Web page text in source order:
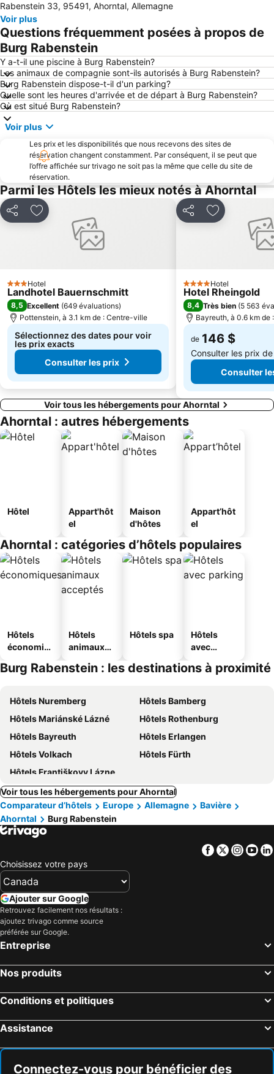
Altes Rathaus Bamberg
Albrecht-Dürer-Denkmal
Nürnberger Stadtlauf
Centre de Documentation du Reichsparteitagsgelände
Bamberg
Bunker Historique-Artistique
Trolli Arena
Musée de Lochgéfängnisse
Kaiserstraße Nürnberg
Musée d'Art de Nuremberg
Musée des Sapeurs-Pompiers de Nuremberg
Norisring - Rennen der DTM
Planétarium Nicolas Copernic
Rabenstein 33, 95491, Ahorntal, Allemagne
Voir plus
Questions fréquemment posées à propos de
Burg Rabenstein
Y a-t-il une piscine à Burg Rabenstein?
Les animaux de compagnie sont-ils autorisés à Burg Rabenstein?
Burg Rabenstein dispose-t-il d'un parking?
Quelle sont les heures d'arrivée et de départ à Burg Rabenstein?
Où est situé Burg Rabenstein?
Voir plus
Les prix et les disponibilités que nous recevons des sites de
réservation changent constamment. Par conséquent, il se peut que
l’offre affichée sur trivago ne soit pas la même que celle du site de
réservation.
Parmi les Hôtels les mieux notés à Ahorntal
PartagerAjouter à mes favoris
3 Étoiles
Hotel
Landhotel Bauernschmitt
8,5 Excellent (649 évaluations)
Pottenstein, à 3.1 km de : Centre-ville
Sélectionnez des dates pour voir
les prix exacts
Consulter les prix
PartagerAjouter à
4 ÉtoilesHotel
Hotel Rheingold
8,4 Très bien (5 563
Bayreuth, à 0.6 km de
de 146 $
Consulter les prix
Consulter
Voir tous les hébergements pour Ahorntal
Ahorntal : autres hébergements
Hôtel
Appart'hôt
el
Maison
d'hôtes
Appart’hôt
el
Ahorntal : catégories d’hôtels populaires
Hôtels
économiq
Hôtels
animaux
Hôtels spa
Hôtels
avec
Burg Rabenstein : les destinations à proximité
Hôtels Nuremberg
Hôtels Bamberg
Hôtels Mariánské Lázné
Hôtels Rothenburg
Hôtels Bayreuth
Hôtels Erlangen
Hôtels Volkach
Hôtels Fürth
Hôtels Františkovy Lázne
Voir tous les hébergements pour Ahorntal
Comparateur d’hôtels
Europe Allemagne
Bavière
Ahorntal
Burg Rabenstein
Facebook
Twitter
Choisissez votre pays
Ajouter sur Google
Retrouvez facilement nos résultats :
ajoutez trivago comme source
préférée sur Google.
Entreprise
Nos produits
Conditions et politiques
Assistance
Connectez-vous pour bénéficier des